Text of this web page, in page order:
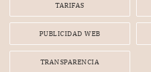
TARIFAS
PUBLICIDAD WEB
TRANSPARENCIA